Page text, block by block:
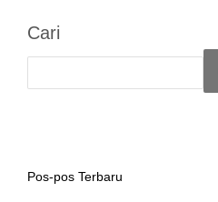
Cari
Pos-pos Terbaru